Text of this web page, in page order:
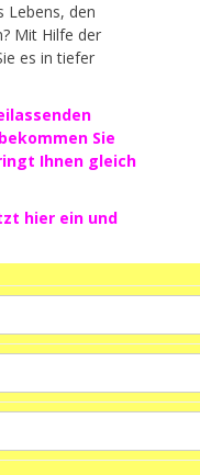
Lebens, den
Mit Hilfe der
es in tiefer
Sie
Ihnen gleich
hier ein und